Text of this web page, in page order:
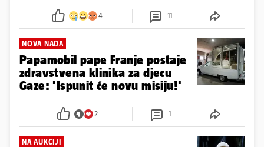
4 11
NOVA NADA
Papamobil pape Franje postaje
zdravstvena klinika za djecu
Gaze​​​: 'Ispunit će novu misiju!'
2 1
NA AUKCIJI